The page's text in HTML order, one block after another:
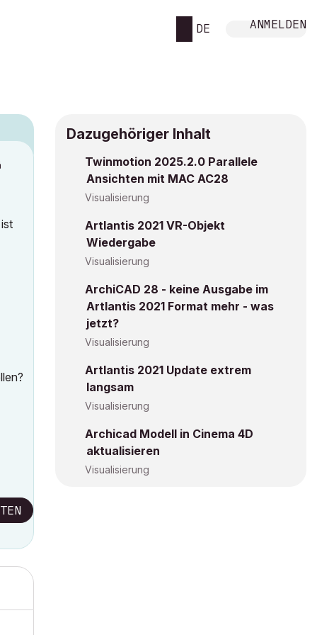
DE ANMELDEN
Dazugehöriger Inhalt
Twinmotion 2025.2.0 Parallele
Ansichten mit MAC AC28
Visualisierung
Artlantis 2021 VR-Objekt
Wiedergabe
Visualisierung
ArchiCAD 28 - keine Ausgabe im
Artlantis 2021 Format mehr - was
jetzt?
Visualisierung
Artlantis 2021 Update extrem
langsam
Visualisierung
Archicad Modell in Cinema 4D
aktualisieren
Visualisierung